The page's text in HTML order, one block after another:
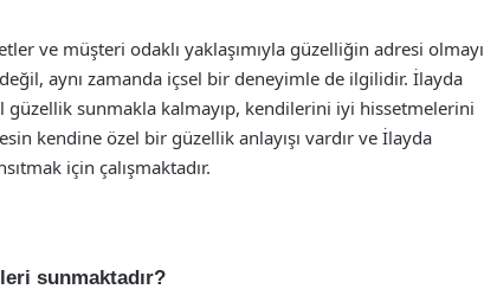
ve müşteri odaklı yaklaşımıyla güzelliğin adresi olmayı
aynı zamanda içsel bir deneyimle de ilgilidir. İlayda
güzellik sunmakla kalmayıp, kendilerini iyi hissetmelerini
kendine özel bir güzellik anlayışı vardır ve İlayda
için çalışmaktadır.
sunmaktadır?